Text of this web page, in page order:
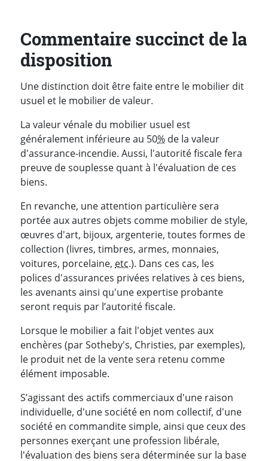
Commentaire succinct de la
disposition
Une distinction doit être faite entre le mobilier dit
usuel et le mobilier de valeur.
La valeur vénale du mobilier usuel est
généralement inférieure au 50% de la valeur
d'assurance-incendie. Aussi, l'autorité fiscale fera
preuve de souplesse quant à l'évaluation de ces
biens.
En revanche, une attention particulière sera
portée aux autres objets comme mobilier de style,
œuvres d'art, bijoux, argenterie, toutes formes de
collection (livres, timbres, armes, monnaies,
voitures, porcelaine, etc.). Dans ces cas, les
polices d'assurances privées relatives à ces biens,
les avenants ainsi qu'une expertise probante
seront requis par l’autorité fiscale.
Lorsque le mobilier a fait l'objet ventes aux
enchères (par Sotheby's, Christies, par exemples),
le produit net de la vente sera retenu comme
élément imposable.
S’agissant des actifs commerciaux d'une raison
individuelle, d'une société en nom collectif, d'une
société en commandite simple, ainsi que ceux des
personnes exerçant une profession libérale,
l'évaluation des biens sera déterminée sur la base